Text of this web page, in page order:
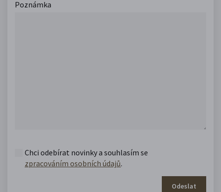
Poznámka
Chci odebírat novinky a souhlasím se
zpracováním osobních údajů.
Odeslat